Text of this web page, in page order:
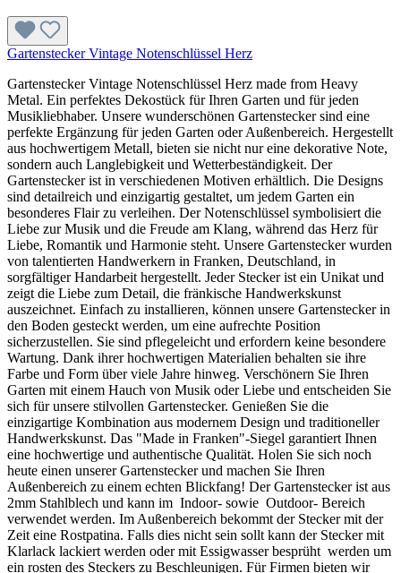
Gartenstecker Vintage Notenschlüssel Herz
Gartenstecker Vintage Notenschlüssel Herz made from Heavy
Metal. Ein perfektes Dekostück für Ihren Garten und für jeden
Musikliebhaber. Unsere wunderschönen Gartenstecker sind eine
perfekte Ergänzung für jeden Garten oder Außenbereich. Hergestellt
aus hochwertigem Metall, bieten sie nicht nur eine dekorative Note,
sondern auch Langlebigkeit und Wetterbeständigkeit. Der
Gartenstecker ist in verschiedenen Motiven erhältlich. Die Designs
sind detailreich und einzigartig gestaltet, um jedem Garten ein
besonderes Flair zu verleihen. Der Notenschlüssel symbolisiert die
Liebe zur Musik und die Freude am Klang, während das Herz für
Liebe, Romantik und Harmonie steht. Unsere Gartenstecker wurden
von talentierten Handwerkern in Franken, Deutschland, in
sorgfältiger Handarbeit hergestellt. Jeder Stecker ist ein Unikat und
zeigt die Liebe zum Detail, die fränkische Handwerkskunst
auszeichnet. Einfach zu installieren, können unsere Gartenstecker in
den Boden gesteckt werden, um eine aufrechte Position
sicherzustellen. Sie sind pflegeleicht und erfordern keine besondere
Wartung. Dank ihrer hochwertigen Materialien behalten sie ihre
Farbe und Form über viele Jahre hinweg. Verschönern Sie Ihren
Garten mit einem Hauch von Musik oder Liebe und entscheiden Sie
sich für unsere stilvollen Gartenstecker. Genießen Sie die
einzigartige Kombination aus modernem Design und traditioneller
Handwerkskunst. Das "Made in Franken"-Siegel garantiert Ihnen
eine hochwertige und authentische Qualität. Holen Sie sich noch
heute einen unserer Gartenstecker und machen Sie Ihren
Außenbereich zu einem echten Blickfang! Der Gartenstecker ist aus
2mm Stahlblech und kann im Indoor- sowie Outdoor- Bereich
verwendet werden. Im Außenbereich bekommt der Stecker mit der
Zeit eine Rostpatina. Falls dies nicht sein sollt kann der Stecker mit
Klarlack lackiert werden oder mit Essigwasser besprüht werden um
ein rosten des Steckers zu Beschleunigen. Für Firmen bieten wir